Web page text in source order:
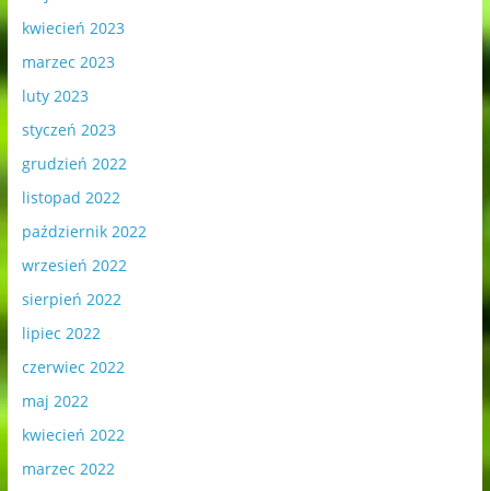
kwiecień 2023
marzec 2023
luty 2023
styczeń 2023
grudzień 2022
listopad 2022
październik 2022
wrzesień 2022
sierpień 2022
lipiec 2022
czerwiec 2022
maj 2022
kwiecień 2022
marzec 2022